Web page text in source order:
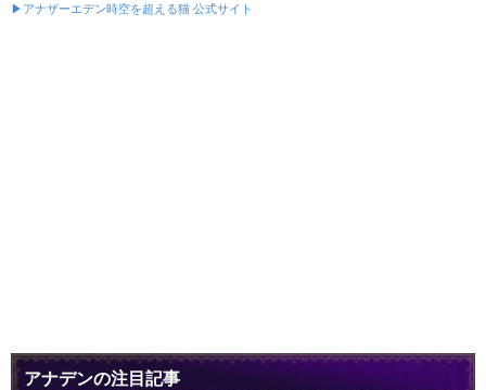
▶アナザーエデン時空を超える猫 公式サイト
アナデンの注目記事